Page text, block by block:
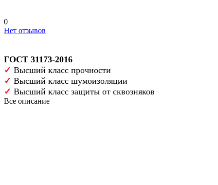
0
Нет отзывов
ГОСТ 31173-2016
✓ Высший класс прочности
✓ Высший класс шумоизоляции
✓ Высший класс защиты от сквозняков
Все описание